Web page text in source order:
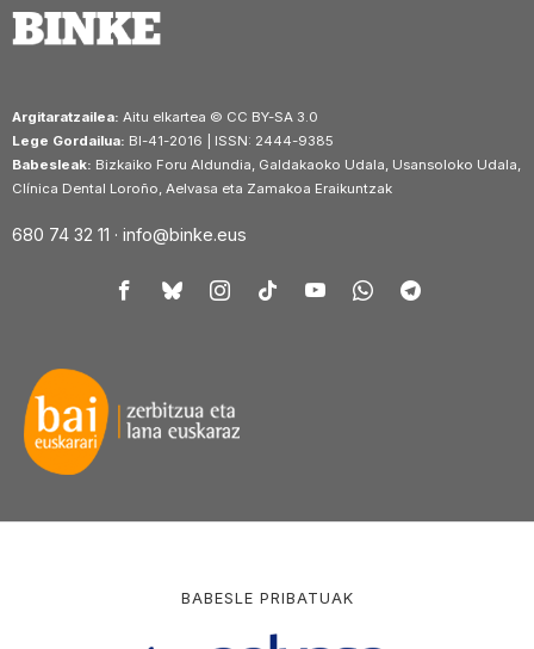
Argitaratzailea: Aitu elkartea © CC BY-SA 3.0
Lege Gordailua: BI-41-2016 | ISSN: 2444-9385
Babesleak: Bizkaiko Foru Aldundia, Galdakaoko Udala, Usansoloko Udala,
Clínica Dental Loroño, Aelvasa eta Zamakoa Eraikuntzak
680 74 32 11 · info@binke.eus
BABESLE PRIBATUAK